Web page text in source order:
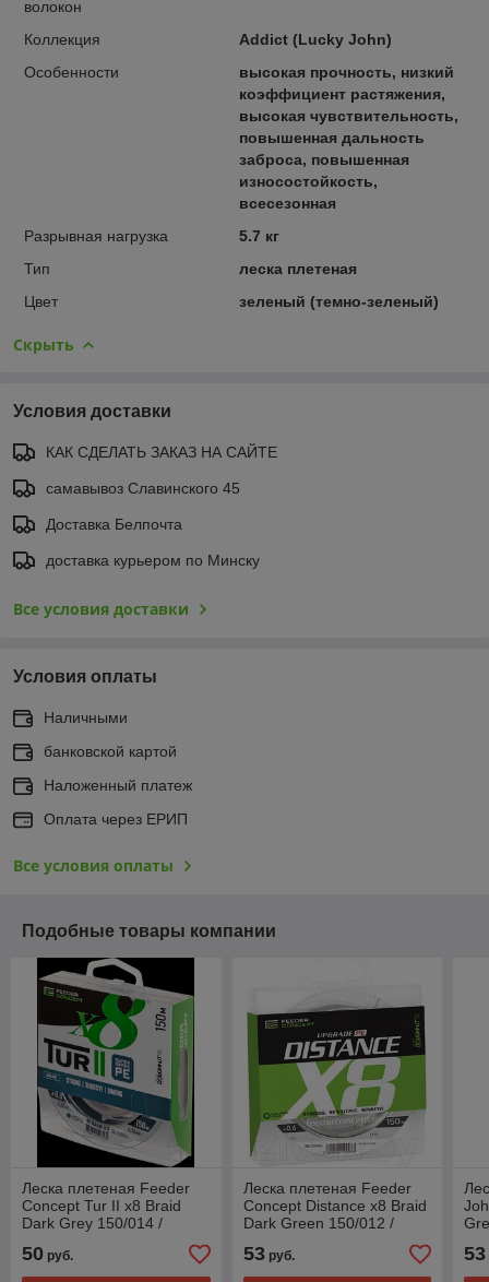
волокон
Коллекция
Addict (Lucky John)
Особенности
высокая прочность, низкий
коэффициент растяжения,
высокая чувствительность,
повышенная дальность
заброса, повышенная
износостойкость,
всесезонная
Разрывная нагрузка
5.7 кг
Тип
леска плетеная
Цвет
зеленый (темно-зеленый)
Скрыть
Условия доставки
КАК СДЕЛАТЬ ЗАКАЗ НА САЙТЕ
самавывоз Славинского 45
Доставка Белпочта
доставка курьером по Минску
Все условия доставки
Условия оплаты
Наличными
банковской картой
Наложенный платеж
Оплата через ЕРИП
Все условия оплаты
Подобные товары компании
Леска плетеная Feeder
Concept Tur II х8 Braid
Dark Grey 150/014 /
50 руб.
Леска плетеная Feeder
Concept Distance х8 Braid
Dark Green 150/012 /
53руб. 53